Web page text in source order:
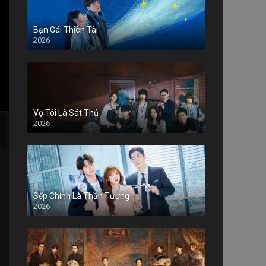
Bạn Gái Thiên Tài
2026
Vợ Tôi Là Sát Thủ
2026
Sếp Chính Là Thần Tượng
2026